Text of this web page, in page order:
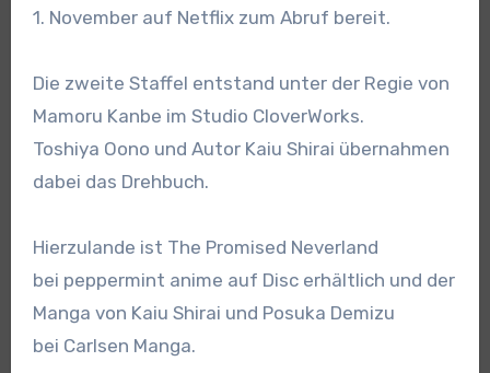
1. November auf Netflix zum Abruf bereit.
Die zweite Staffel entstand unter der Regie von
Mamoru Kanbe im Studio CloverWorks.
Toshiya Oono und Autor Kaiu Shirai übernahmen
dabei das Drehbuch.
Hierzulande ist The Promised Neverland
bei peppermint anime auf Disc erhältlich und der
Manga von Kaiu Shirai und Posuka Demizu
bei Carlsen Manga.